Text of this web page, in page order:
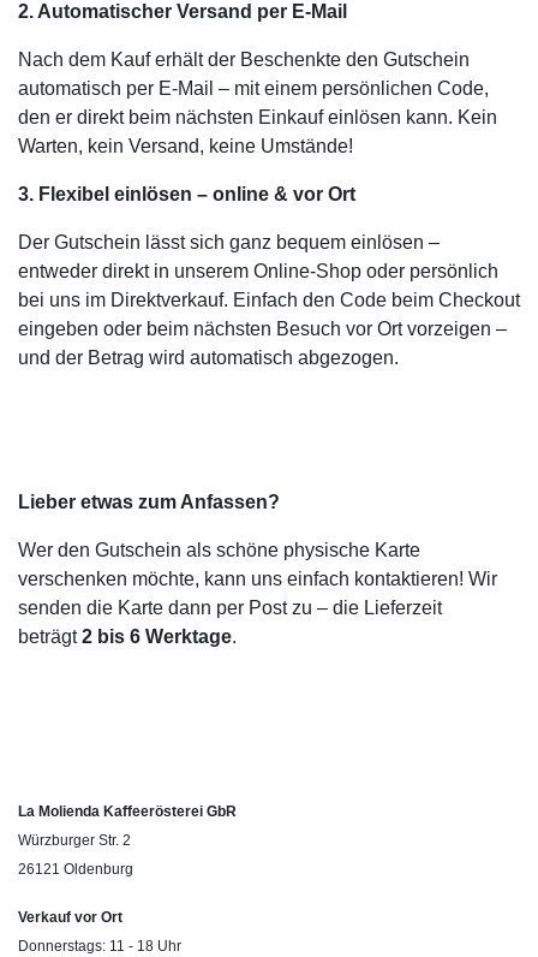
2. Automatischer Versand per E-Mail
Nach dem Kauf erhält der Beschenkte den Gutschein
automatisch per E-Mail – mit einem persönlichen Code,
den er direkt beim nächsten Einkauf einlösen kann. Kein
Warten, kein Versand, keine Umstände!
3. Flexibel einlösen – online & vor Ort
Der Gutschein lässt sich ganz bequem einlösen –
entweder direkt in unserem Online-Shop oder persönlich
bei uns im Direktverkauf. Einfach den Code beim Checkout
eingeben oder beim nächsten Besuch vor Ort vorzeigen –
und der Betrag wird automatisch abgezogen.
Lieber etwas zum Anfassen?
Wer den Gutschein als schöne physische Karte
verschenken möchte, kann uns einfach kontaktieren! Wir
senden die Karte dann per Post zu – die Lieferzeit
beträgt2 bis 6 Werktage.
La Molienda Kaffeerösterei GbR
Würzburger Str. 2
26121 Oldenburg
Verkauf vor Ort
Donnerstags: 11 - 18 Uhr